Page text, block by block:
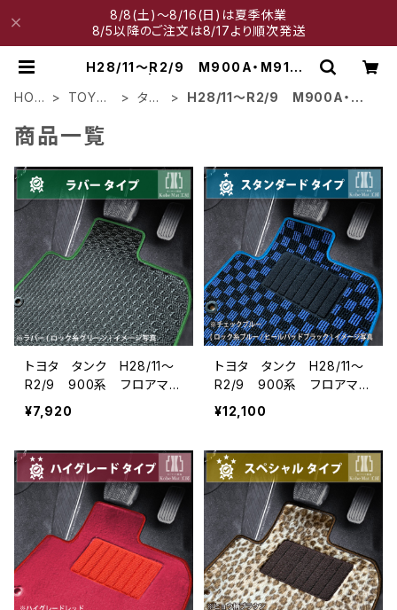
8/8(土)～8/16(日)は夏季休業
8/5以降のご注文は8/17より順次発送
H28/11～R2/9 M900A・M910A
HOM
TOYOT
タン
H28/11～R2/9 M900A・M9
商品一覧
トヨタ タンク H28/11〜
R2/9 900系 フロアマッ
ト一式 カーマット 防
水 ラバータイプ
¥7,920
トヨタ タンク H28/11〜
R2/9 900系 フロアマッ
ト一式 カーマット スタン
ダードタイプ
¥12,100